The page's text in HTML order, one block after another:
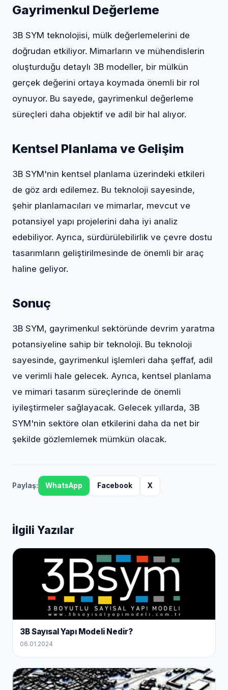
Gayrimenkul Değerleme
3B SYM teknolojisi, mülk değerlemelerini de
doğrudan etkiliyor. Mimarların ve mühendislerin
oluşturduğu detaylı 3B modeller, bir mülkün
gerçek değerini ortaya koymada önemli bir rol
oynuyor. Bu sayede, gayrimenkul değerleme
süreçleri daha objektif ve adil bir hal alıyor.
Kentsel Planlama ve Gelişim
3B SYM'nin kentsel planlama üzerindeki etkileri
de göz ardı edilemez. Bu teknoloji sayesinde,
şehir planlamacıları ve mimarlar, mevcut ve
potansiyel yapı projelerini daha iyi analiz
edebiliyor. Ayrıca, sürdürülebilirlik ve çevre dostu
tasarımların geliştirilmesinde de önemli bir araç
haline geliyor.
Sonuç
3B SYM, gayrimenkul sektöründe devrim yaratma
potansiyeline sahip bir teknoloji. Bu teknoloji
sayesinde, gayrimenkul işlemleri daha şeffaf, adil
ve verimli hale gelecek. Ayrıca, kentsel planlama
ve mimari tasarım süreçlerinde de önemli
iyileştirmeler sağlayacak. Gelecek yıllarda, 3B
SYM'nin sektöre olan etkilerini daha da net bir
şekilde gözlemlemek mümkün olacak.
Paylaş: WhatsApp Facebook X
İlgili Yazılar
3B Sayısal Yapı Modeli Nedir?
06.01.2024